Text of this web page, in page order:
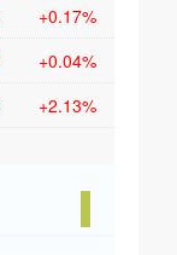
+0.17%
+0.04%
+2.13%